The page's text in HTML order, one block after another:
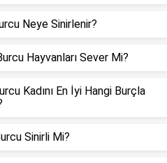
Neye Sinirlenir?
Hayvanları Sever Mi?
Kadını En İyi Hangi Burçla
Sinirli Mi?